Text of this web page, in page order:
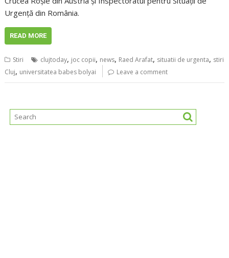
Urgenţă din România.
READ MORE
Stiri clujtoday, joc copii, news, Raed Arafat, situatii de urgenta, stiri
Cluj, universitatea babes bolyai Leave a comment